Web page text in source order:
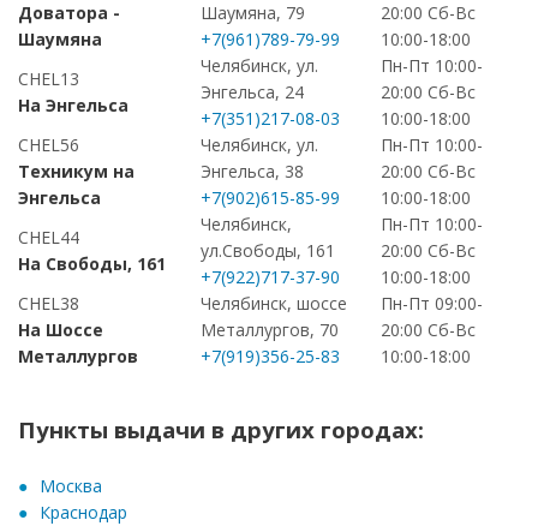
Доватора -
Шаумяна
Шаумяна, 79
+7(961)789-79-99
20:00 Сб-Вс
10:00-18:00
CHEL13
На Энгельса
Челябинск, ул.
Энгельса, 24
+7(351)217-08-03
Пн-Пт 10:00-
20:00 Сб-Вс
10:00-18:00
CHEL56
Техникум на
Энгельса
Челябинск, ул.
Энгельса, 38
+7(902)615-85-99
Пн-Пт 10:00-
20:00 Сб-Вс
10:00-18:00
CHEL44
На Свободы, 161
Челябинск,
ул.Свободы, 161
+7(922)717-37-90
Пн-Пт 10:00-
20:00 Сб-Вс
10:00-18:00
CHEL38
На Шоссе
Металлургов
Челябинск, шоссе
Металлургов, 70
+7(919)356-25-83
Пн-Пт 09:00-
20:00 Сб-Вс
10:00-18:00
Пункты выдачи в других городах:
Москва
Краснодар